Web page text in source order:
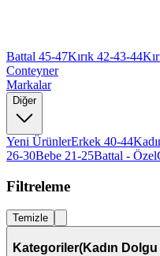
Battal 45-47Kırık 42-43-44
Conteyner
Markalar
Diğer
Yeni ÜrünlerErkek 40-44
26-30Bebe 21-25Battal - Özel
Filtreleme
Temizle
Kategoriler(Kadın